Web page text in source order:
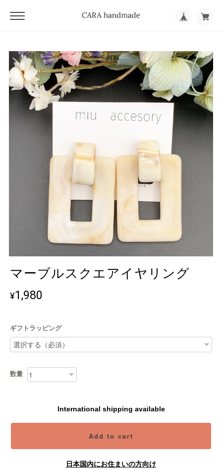
マーブルスクエアイヤリング
¥1,980
ギフトラッピング
数量
International shipping available
Add to cart
日本国内にお住まいの方向け